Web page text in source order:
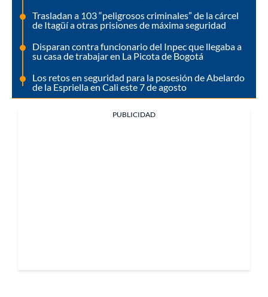
Trasladan a 103 “peligrosos criminales” de la cárcel
de Itagüí a otras prisiones de máxima seguridad
Disparan contra funcionario del Inpec que llegaba a
su casa de trabajar en La Picota de Bogotá
Los retos en seguridad para la posesión de Abelardo
de la Espriella en Cali este 7 de agosto
PUBLICIDAD